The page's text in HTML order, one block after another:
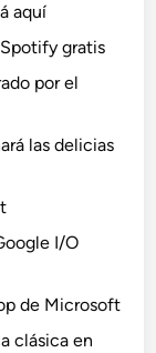
aquí
gratis
por el
las delicias
I/O
de Microsoft
clásica en